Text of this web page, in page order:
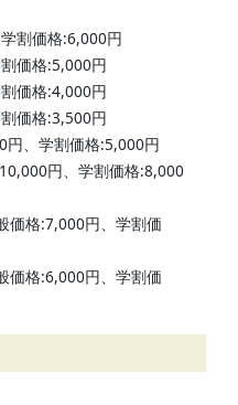
割価格:6,000円
価格:5,000円
価格:4,000円
価格:3,500円
円、学割価格:5,000円
円、学割価格:8,000
価格:7,000円、学割価
価格:6,000円、学割価